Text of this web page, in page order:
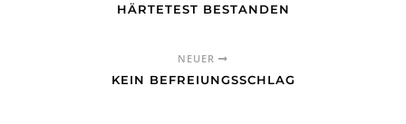
HÄRTETEST BESTANDEN
NEUER
KEIN BEFREIUNGSSCHLAG